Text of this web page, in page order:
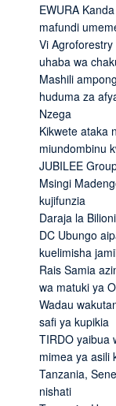
EWURA
mafundi
Vi
uhaba wa
Mashili
huduma za
Nzega
Kikwete ataka
miundombinu
JUBILEE
Msingi
kujifunzia
Daraja la
DC Ubungo
kuelimisha
Rais Samia
wa matuki ya
Wadau
safi ya kupikia
TIRDO yaibua
mimea ya asili
Tanzania,
nishati